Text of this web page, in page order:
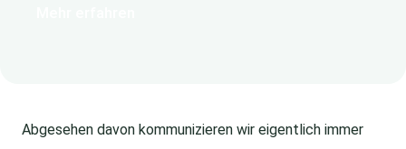
Abgesehen davon kommunizieren wir eigentlich immer